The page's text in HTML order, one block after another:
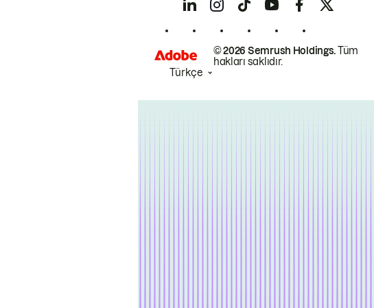
© 2026 Semrush Holdings.Tüm
hakları saklıdır.
Türkçe